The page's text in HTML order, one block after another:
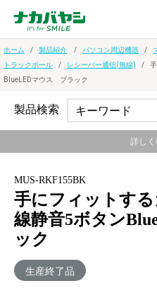
ホーム 製品紹介 パソコン周辺機器
トラックボール
レシーバー通信(無線)
BlueLEDマウス ブラック
MUS-RKF155BK
手にフィットす
線静音5ボタン
ック
生産終了品
製品検索
詳し